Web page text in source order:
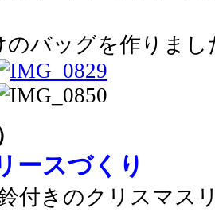
のバッグを作りまし
ースづくり
付きのクリスマス